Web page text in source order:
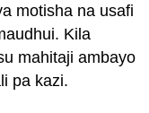
motisha na usafi
Kila
mahitaji ambayo
pa kazi.